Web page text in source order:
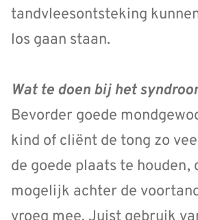
tandvleesontsteking
los gaan staan.
Wat te doen bij het
Bevorder goede
kind of cliënt de tong zo
de goede plaats te houden,
mogelijk achter de